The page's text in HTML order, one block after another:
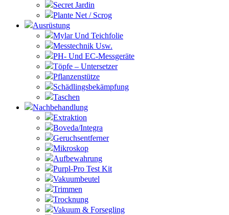
Secret Jardin
Plante Net / Scrog
Ausrüstung
Mylar Und Teichfolie
Messtechnik Usw.
PH- Und EC-Messgeräte
Töpfe – Untersetzer
Pflanzenstütze
Schädlingsbekämpfung
Taschen
Nachbehandlung
Extraktion
Boveda/Integra
Geruchsentferner
Mikroskop
Aufbewahrung
Purpl-Pro Test Kit
Vakuumbeutel
Trimmen
Trocknung
Vakuum & Forsegling